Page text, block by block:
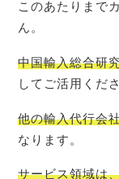
このあたりまで
ん。
中国輸入総合研
してご活用くだ
他の輸入代行会
なります。
サービス領域は